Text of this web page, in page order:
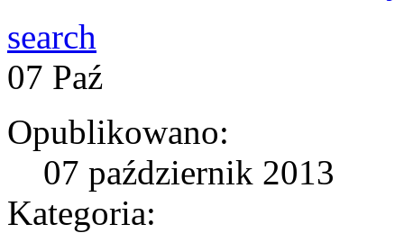
search
07 Paź
Opublikowano:
07 październik 2013
Kategoria: